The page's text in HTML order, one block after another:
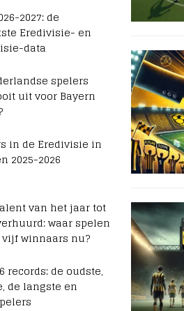
2027: de
Eredivisie- en
data
spelers
uit voor Bayern
in de Eredivisie in
2025-2026
van het jaar tot
waar spelen
winnaars nu?
records: de oudste,
de langste en